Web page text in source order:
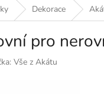
Dekorace
pro
Vše z Akátu